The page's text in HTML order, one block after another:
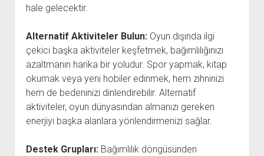
hale gelecektir.
Alternatif Aktiviteler Bulun:Oyun dışında ilgi
çekici başka aktiviteler keşfetmek, bağımlılığınızı
azaltmanın harika bir yoludur. Spor yapmak, kitap
okumak veya yeni hobiler edinmek, hem zihninizi
hem de bedeninizi dinlendirebilir. Alternatif
aktiviteler, oyun dünyasından almanızı gereken
enerjiyi başka alanlara yönlendirmenizi sağlar.
Destek Grupları:Bağımlılık döngüsünden